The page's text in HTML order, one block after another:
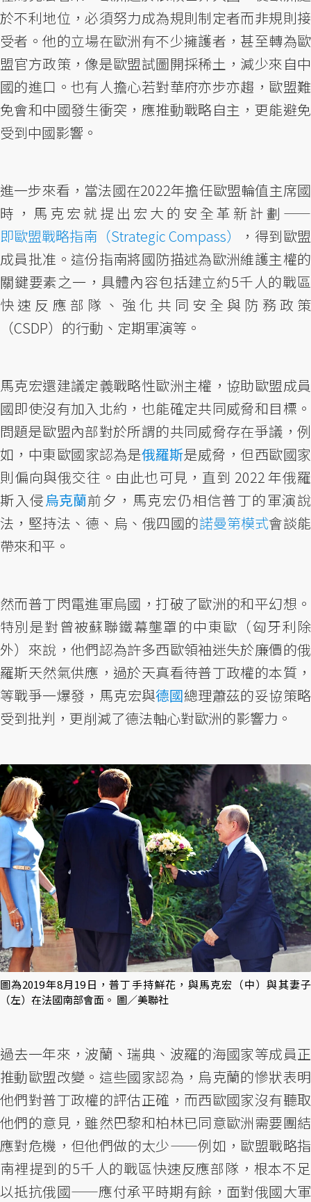
於不利地位，必須努力成為規則制定者而非規則接
受者。他的立場在歐洲有不少擁護者，甚至轉為歐
盟官方政策，像是歐盟試圖開採稀土，減少來自中
國的進口。也有人擔心若對華府亦步亦趨，歐盟難
免會和中國發生衝突，應推動戰略自主，更能避免
受到中國影響。
進一步來看，當法國在2022年擔任歐盟輪值主席國
時，馬克宏就提出宏大的安全革新計劃——
即歐盟戰略指南（Strategic Compass）
，得到歐盟
成員批准。這份指南將國防描述為歐洲維護主權的
關鍵要素之一，具體內容包括建立約5千人的戰區
快速反應部隊、強化共同安全與防務政策
（CSDP）的行動、定期軍演等。
馬克宏還建議定義戰略性歐洲主權，協助歐盟成員
國即使沒有加入北約，也能確定共同威脅和目標。
問題是歐盟內部對於所謂的共同威脅存在爭議，例
如，中東歐國家認為是俄羅斯是威脅，但西歐國家
則偏向與俄交往。由此也可見，直到 2022 年俄羅
斯入侵烏克蘭前夕，馬克宏仍相信普丁的軍演說
法，堅持法、德、烏、俄四國的諾曼第模式會談能
帶來和平。
然而普丁閃電進軍烏國，打破了歐洲的和平幻想。
特別是對曾被蘇聯鐵幕壟罩的中東歐（匈牙利除
外）來說，他們認為許多西歐領袖迷失於廉價的俄
羅斯天然氣供應，過於天真看待普丁政權的本質，
等戰爭一爆發，馬克宏與德國總理蕭茲的妥協策略
受到批判，更削減了德法軸心對歐洲的影響力。
圖為2019年8月19日，普丁手持鮮花，與馬克宏（中）與其妻子
（左）在法國南部會面。 圖／美聯社
過去一年來，波蘭、瑞典、波羅的海國家等成員正
推動歐盟改變。這些國家認為，烏克蘭的慘狀表明
他們對普丁政權的評估正確，而西歐國家沒有聽取
他們的意見，雖然巴黎和柏林已同意歐洲需要團結
應對危機，但他們做的太少——例如，歐盟戰略指
南裡提到的5千人的戰區快速反應部隊，根本不足
以抵抗俄國——​​應付承平時期有餘，面對俄國大軍